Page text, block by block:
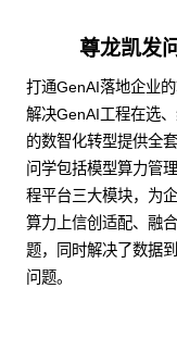
尊龙凯发
打通GenAI落地企业
解决GenAI工程在选
的数智化转型提供全
问学包括模型算力管
程平台三大模块，为
算力上信创适配、融
题，同时解决了数据
问题。